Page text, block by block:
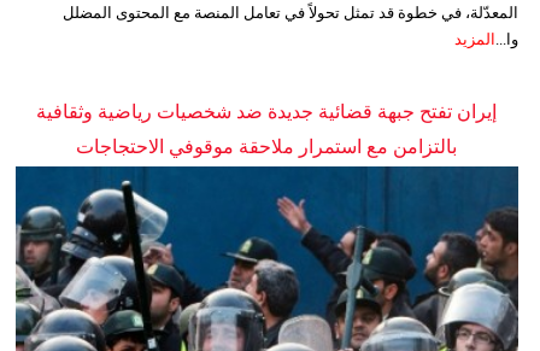
المعدّلة، في خطوة قد تمثل تحولاً في تعامل المنصة مع المحتوى المضلل
وا... المزيد
إيران تفتح جبهة قضائية جديدة ضد شخصيات رياضية وثقافية
بالتزامن مع استمرار ملاحقة موقوفي الاحتجاجات